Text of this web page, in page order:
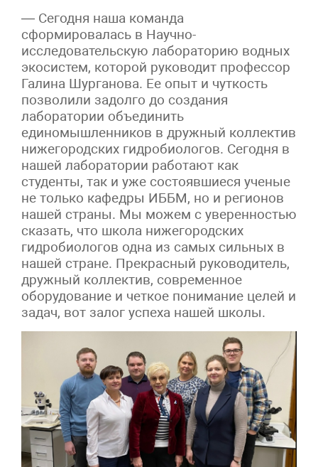
— Сегодня наша команда
сформировалась в Научно-
исследовательскую лабораторию водных
экосистем, которой руководит профессор
Галина Шурганова. Ее опыт и чуткость
позволили задолго до создания
лаборатории объединить
единомышленников в дружный коллектив
нижегородских гидробиологов. Сегодня в
нашей лаборатории работают как
студенты, так и уже состоявшиеся ученые
не только кафедры ИББМ, но и регионов
нашей страны. Мы можем с уверенностью
сказать, что школа нижегородских
гидробиологов одна из самых сильных в
нашей стране. Прекрасный руководитель,
дружный коллектив, современное
оборудование и четкое понимание целей и
задач, вот залог успеха нашей школы.